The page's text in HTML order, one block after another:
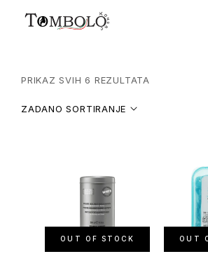
PRIKAZ SVIH 6 REZULTATA
ZADANO SORTIRANJE
OUT OF STOCK OUT